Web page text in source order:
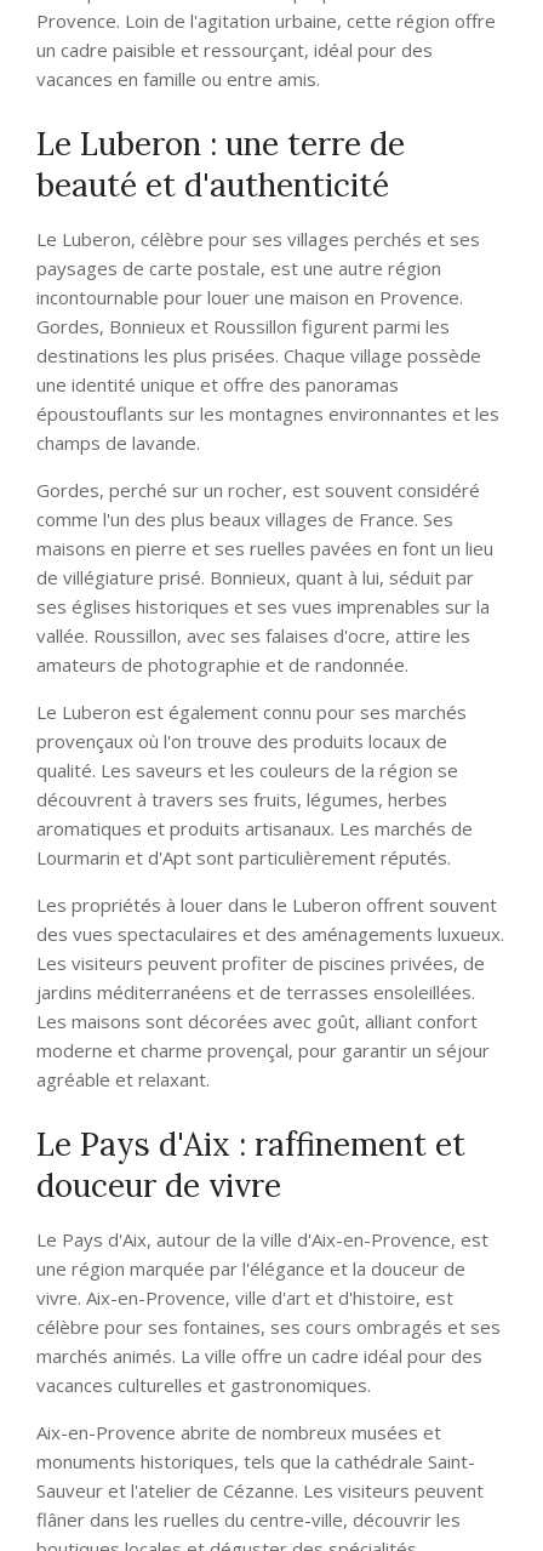
Provence. Loin de l'agitation urbaine, cette région offre
un cadre paisible et ressourçant, idéal pour des
vacances en famille ou entre amis.
Le Luberon : une terre de
beauté et d'authenticité
Le Luberon, célèbre pour ses villages perchés et ses
paysages de carte postale, est une autre région
incontournable pour louer une maison en Provence.
Gordes, Bonnieux et Roussillon figurent parmi les
destinations les plus prisées. Chaque village possède
une identité unique et offre des panoramas
époustouflants sur les montagnes environnantes et les
champs de lavande.
Gordes, perché sur un rocher, est souvent considéré
comme l'un des plus beaux villages de France. Ses
maisons en pierre et ses ruelles pavées en font un lieu
de villégiature prisé. Bonnieux, quant à lui, séduit par
ses églises historiques et ses vues imprenables sur la
vallée. Roussillon, avec ses falaises d'ocre, attire les
amateurs de photographie et de randonnée.
Le Luberon est également connu pour ses marchés
provençaux où l'on trouve des produits locaux de
qualité. Les saveurs et les couleurs de la région se
découvrent à travers ses fruits, légumes, herbes
aromatiques et produits artisanaux. Les marchés de
Lourmarin et d'Apt sont particulièrement réputés.
Les propriétés à louer dans le Luberon offrent souvent
des vues spectaculaires et des aménagements luxueux.
Les visiteurs peuvent profiter de piscines privées, de
jardins méditerranéens et de terrasses ensoleillées.
Les maisons sont décorées avec goût, alliant confort
moderne et charme provençal, pour garantir un séjour
agréable et relaxant.
Le Pays d'Aix : raffinement et
douceur de vivre
Le Pays d'Aix, autour de la ville d'Aix-en-Provence, est
une région marquée par l'élégance et la douceur de
vivre. Aix-en-Provence, ville d'art et d'histoire, est
célèbre pour ses fontaines, ses cours ombragés et ses
marchés animés. La ville offre un cadre idéal pour des
vacances culturelles et gastronomiques.
Aix-en-Provence abrite de nombreux musées et
monuments historiques, tels que la cathédrale Saint-
Sauveur et l'atelier de Cézanne. Les visiteurs peuvent
flâner dans les ruelles du centre-ville, découvrir les